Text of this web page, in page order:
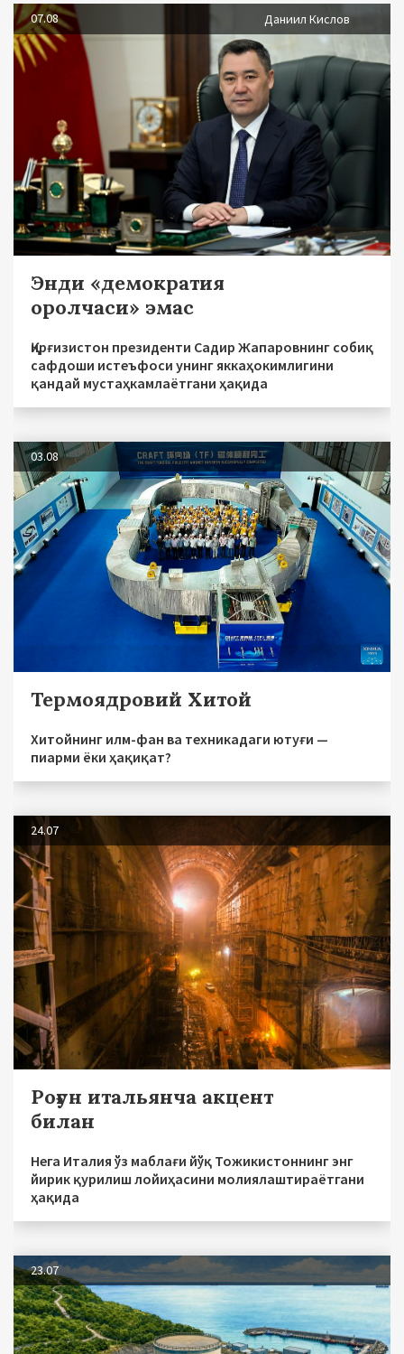
07.08 Даниил Кислов
Энди «демократия
оролчаси» эмас
Қирғизистон президенти Садир Жапаровнинг собиқ
сафдоши истеъфоси унинг яккаҳокимлигини
қандай мустаҳкамлаётгани ҳақида
03.08
Термоядровий Хитой
Хитойнинг илм-фан ва техникадаги ютуғи —
пиарми ёки ҳақиқат?
24.07
Роғун итальянча акцент
билан
Нега Италия ўз маблағи йўқ Тожикистоннинг энг
йирик қурилиш лойиҳасини молиялаштираётгани
ҳақида
23.07